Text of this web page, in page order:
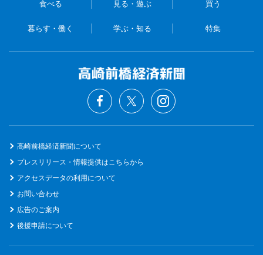
食べる 見る・遊ぶ 買う
暮らす・働く 学ぶ・知る 特集
高崎前橋経済新聞について
プレスリリース・情報提供はこちらから
アクセスデータの利用について
お問い合わせ
広告のご案内
後援申請について